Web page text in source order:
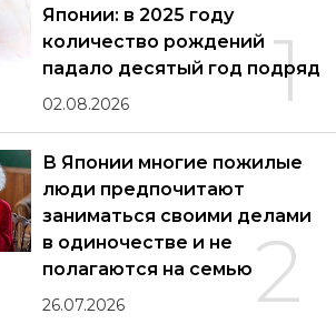
1
Японии: в 2025 году
количество рождений
падало десятый год подряд
02.08.2026
2
В Японии многие пожилые
люди предпочитают
заниматься своими делами
в одиночестве и не
полагаются на семью
26.07.2026